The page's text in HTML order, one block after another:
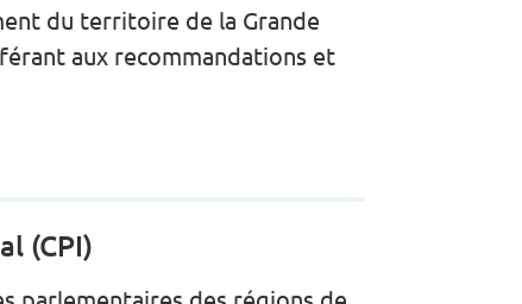
du territoire de la Grande
aux recommandations et
(CPI)